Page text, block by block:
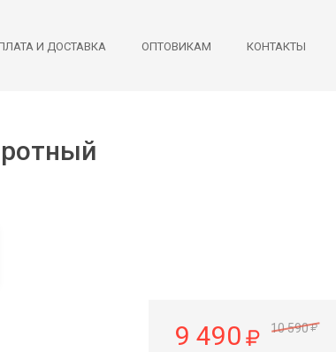
И ДОСТАВКА ОПТОВИКАМ КОНТАКТЫ
9 490 10 590